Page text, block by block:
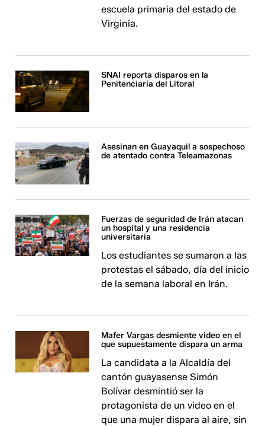
escuela primaria del estado de
Virginia.
SNAI reporta disparos en la
Penitenciaría del Litoral
Asesinan en Guayaquil a sospechoso
de atentado contra Teleamazonas
Fuerzas de seguridad de Irán atacan
un hospital y una residencia
universitaria
Los estudiantes se sumaron a las
protestas el sábado, día del inicio
de la semana laboral en Irán.
Mafer Vargas desmiente video en el
que supuestamente dispara un arma
La candidata a la Alcaldía del
cantón guayasense Simón
Bolívar desmintió ser la
protagonista de un video en el
que una mujer dispara al aire, sin